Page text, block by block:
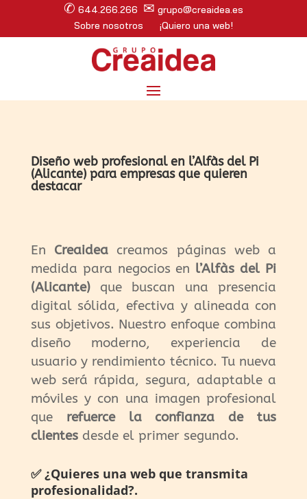
✆ 644.266.266 ✉ grupo@creaidea.es
Sobre nosotros
¡Quiero una web!
Diseño web profesional en l’Alfàs del Pi
(Alicante) para empresas que quieren
destacar
En Creaidea creamos páginas web a
medida para negocios en l’Alfàs del Pi
(Alicante)que buscan una presencia
digital sólida, efectiva y alineada con
sus objetivos. Nuestro enfoque combina
diseño moderno, experiencia de
usuario y rendimiento técnico. Tu nueva
web será rápida, segura, adaptable a
móviles y con una imagen profesional
que refuerce la confianza de tus
clientesdesde el primer segundo.
✅ ¿Quieres una web que transmita
profesionalidad?.